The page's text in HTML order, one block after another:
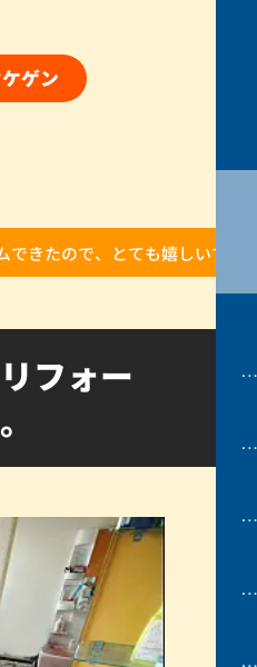
ゲン
きたので、とても嬉しいです。
フォー